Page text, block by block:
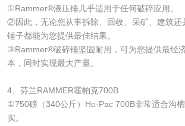
①Rammer®液压锤几乎适用于任何破碎应用。
②因此，无论您从事拆除、回收、采矿、建筑还
锤子都能为您提供最佳结果。
③Rammer®破碎锤坚固耐用，可为您提供最经
本，同时实现最大产量。
4、芬兰RAMMER霍帕克700B
①750磅（340公斤）Ho-Pac 700B非常适合沟
实。